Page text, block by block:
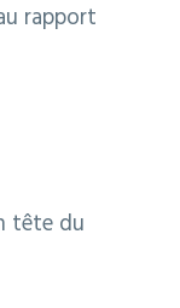
rapport
tête du